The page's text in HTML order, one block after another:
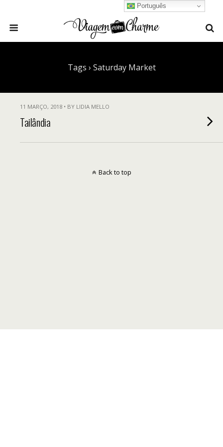
Tags › Saturday Market
11 MARÇO, 2018 • BY LIDIA MELLO
Tailândia
Português
Back to top